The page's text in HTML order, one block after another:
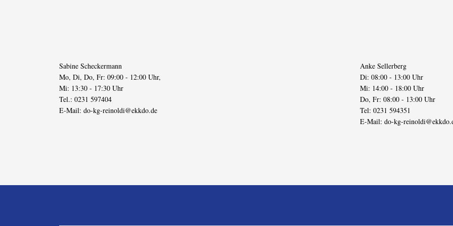
Sabine Scheckermann
Mo, Di, Do, Fr: 09:00 - 12:00 Uhr,
Mi: 13:30 - 17:30 Uhr
Tel.: 0231 597404
E-Mail: do-kg-reinoldi@ekkdo.de
Anke Sellerberg
Di: 08:00 - 13:00 Uhr
Mi: 14:00 - 18:00 Uhr
Do, Fr: 08:00 - 13:00 Uhr
Tel: 0231 594351
E-Mail: do-kg-